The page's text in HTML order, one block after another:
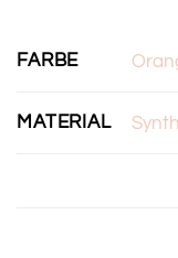
FARBE
MATERIAL